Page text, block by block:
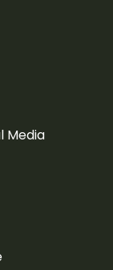
Media